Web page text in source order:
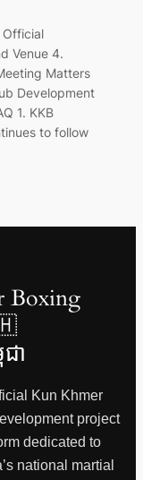
Official
Venue 4.
Matters
Development
1. KKB
to follow
Boxing
ា
Kun Khmer
project
dedicated to
national martial